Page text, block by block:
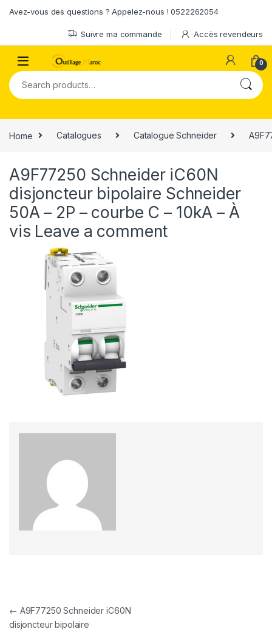
Avez-vous des questions ? Appelez-nous ! 0522262054
Suivre ma commande Accès revendeurs
0
Search for:
Home Catalogues Catalogue Schneider
A9F77250 Schneider iC60N
disjoncteur bipolaire Schneider
50A – 2P – courbe C – 10kA – À
vis Leave a comment
Navigation de l’article
← A9F77250 Schneider iC60N
disjoncteur bipolaire